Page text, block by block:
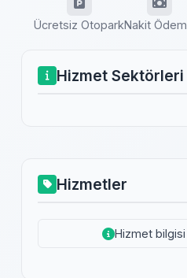
Ücretsiz OtoparkNakit
Hizmet Sektörleri
Hizmetler
Hizmet